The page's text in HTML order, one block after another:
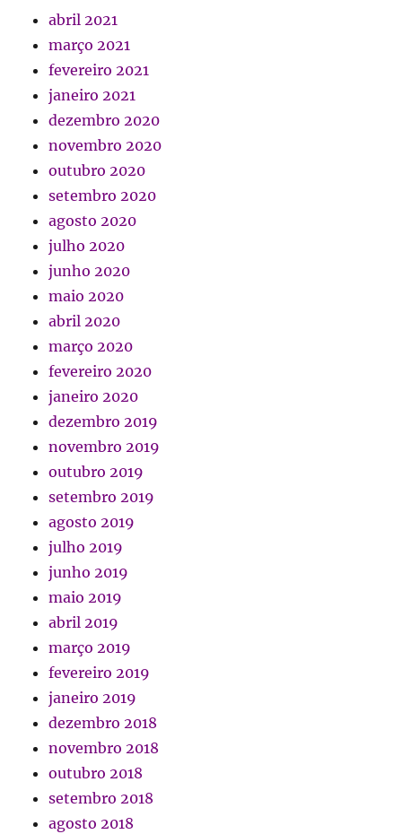
abril 2021
março 2021
fevereiro 2021
janeiro 2021
dezembro 2020
novembro 2020
outubro 2020
setembro 2020
agosto 2020
julho 2020
junho 2020
maio 2020
abril 2020
março 2020
fevereiro 2020
janeiro 2020
dezembro 2019
novembro 2019
outubro 2019
setembro 2019
agosto 2019
julho 2019
junho 2019
maio 2019
abril 2019
março 2019
fevereiro 2019
janeiro 2019
dezembro 2018
novembro 2018
outubro 2018
setembro 2018
agosto 2018